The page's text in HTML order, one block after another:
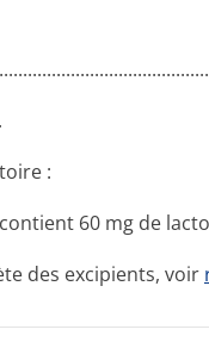
:
60 mg de
des excipients, voir